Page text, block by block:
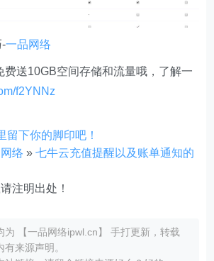
-一品网络
费送10GB空间存储和流量哦，了解一
f2YNNz
留下你的脚印吧！
络 »七牛云充值提醒以及账单通知的
注明出处！
为 【一品网络ipwl.cn】 手打更新，转载
来源声明。